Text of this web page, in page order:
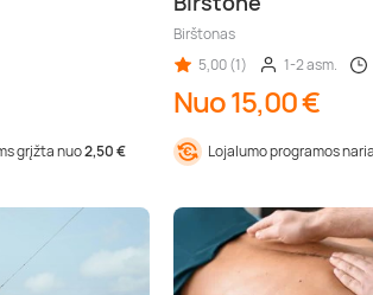
grįžta nuo2,50 €
Birštonas
5,00 (1)
1-2 asm.
Nuo 15,00 €
Lojalumo programos